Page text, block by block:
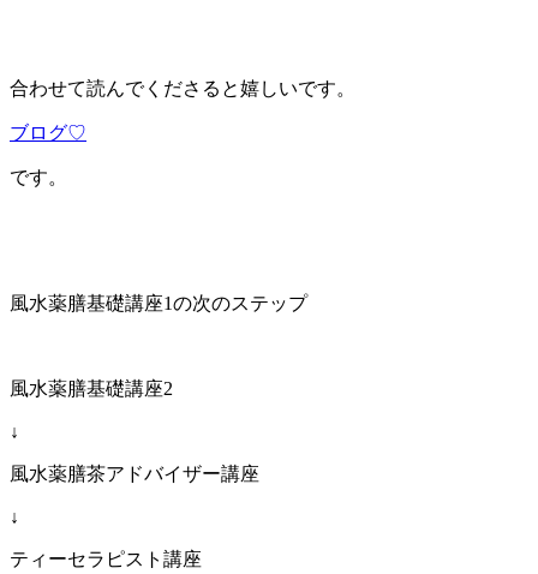
合わせて読んでくださると嬉しいです。
ブログ♡
です。
風水薬膳基礎講座1の次のステップ
風水薬膳基礎講座2
↓
風水薬膳茶アドバイザー講座
↓
ティーセラピスト講座